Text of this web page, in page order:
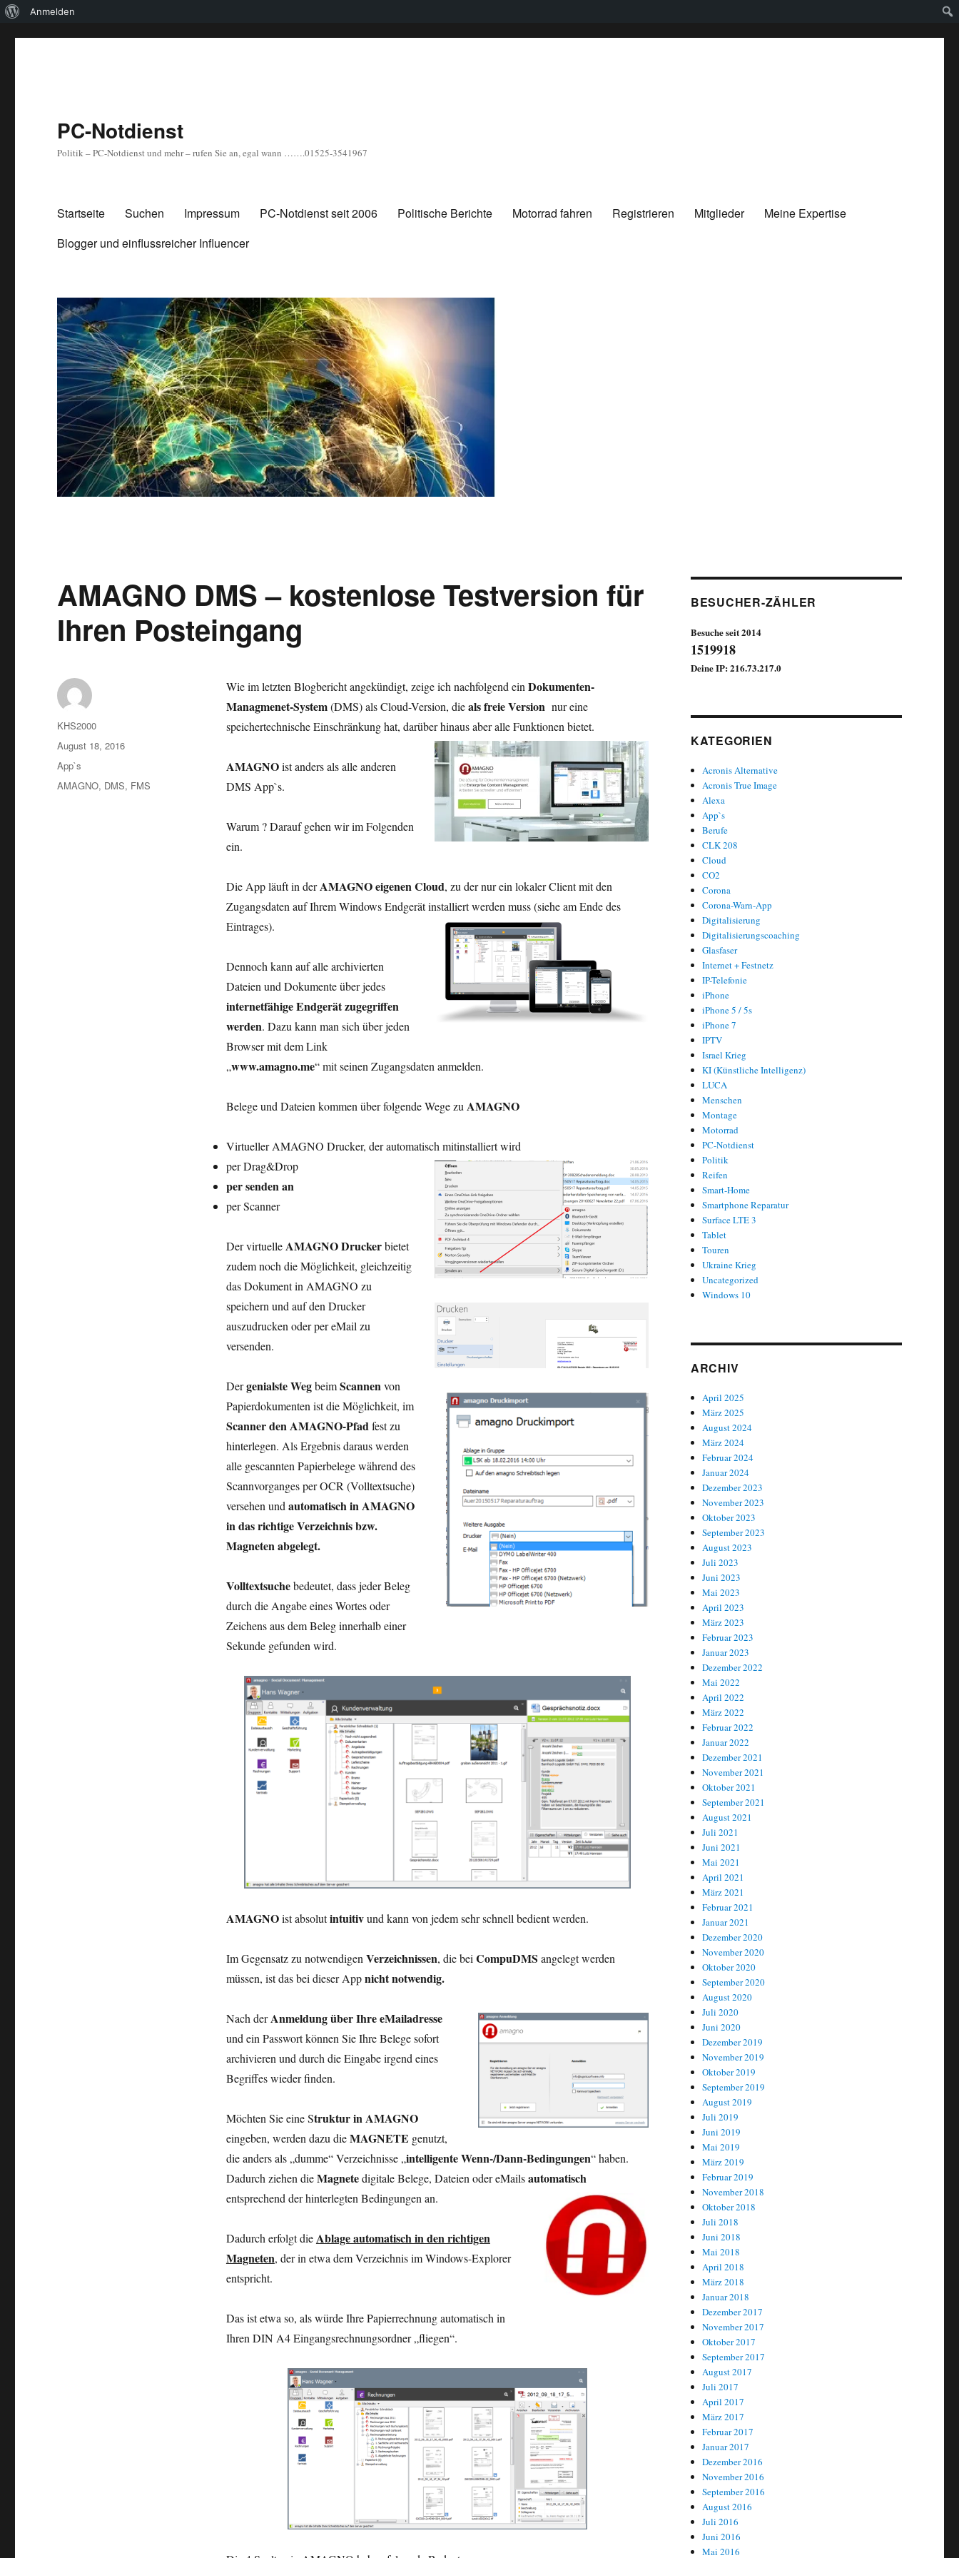
Über
Anmelden
PC-Notdienst
Politik – PC-Notdienst und mehr – rufen Sie an, egal wann …….01525-3541967
Startseite Suchen Impressum PC-Notdienst seit 2006 Politische Berichte Motorrad fahren Registrieren Mitglieder
Meine Expertise
Blogger und einflussreicher Influencer
AMAGNO DMS – kostenlose Testversion für
Ihren Posteingang
Wie im letzten Blogbericht angekündigt, zeige ich nachfolgend ein Dokumenten-
Managmenet-System(DMS) als Cloud-Version, dieals freie Version nur eine
speichertechnische Einschränkung hat, darüber hinaus aber alle Funktionen bietet.
AMAGNOist anders als alle anderen
DMS App`s.
Warum ? Darauf gehen wir im Folgenden
ein.
Die App läuft in derAMAGNO eigenen Cloud, zu der nur ein lokaler Client mit den
Zugangsdaten auf Ihrem Windows Endgerät installiert werden muss (siehe am Ende des
Eintrages).
Dennoch kann auf alle archivierten
Dateien und Dokumente über jedes
internetfähige Endgerätzugegriffen
werden. Dazu kann man sich über jeden
Browser mit dem Link
„www.amagno.me“ mit seinen Zugangsdaten anmelden.
Belege und Dateien kommen über folgende Wege zu AMAGNO
Virtueller AMAGNO Drucker, der automatisch mitinstalliert wird
per Drag&Drop
per senden an
per Scanner
Der virtuelleAMAGNO Druckerbietet
zudem noch dieMöglichkeit, gleichzeitig
das Dokument in AMAGNO zu
speichern und auf den Drucker
auszudrucken oder per eMail zu
versenden.
Dergenialste WegbeimScannenvon
Papierdokumenten ist die Möglichkeit, im
Scanner den AMAGNO-Pfadfest zu
hinterlegen. Als Ergebnis daraus werden
alle gescannten Papierbelege während des
Scannvorganges per OCR (Volltextsuche)
versehen und automatisch in AMAGNO
in das richtige Verzeichnis bzw.
Magneten abgelegt.
Volltextsuchebedeutet, dass jeder Beleg
durch die Angabe eines Wortes oder
Zeichens aus dem Beleg innerhalb einer
Sekunde gefunden wird.
AMAGNOist absolutintuitivund kann von jedem sehr schnell bedient werden.
Im Gegensatz zu notwendigen Verzeichnissen, die bei CompuDMS angelegt werden
müssen, ist das bei dieser Appnicht notwendig.
Nach derAnmeldung über Ihre eMailadresse
und ein Passwort können Sie Ihre Belege sofort
archivieren und durch die Eingabe irgend eines
Begriffes wieder finden.
Möchten Sie eine Struktur in AMAGNO
eingeben, werden dazu dieMAGNETE genutzt,
die anders als „dumme“ Verzeichnisse „intelligente Wenn-/Dann-Bedingungen“ haben.
Dadurch ziehen dieMagnetedigitale Belege, Dateien oder eMailsautomatisch
entsprechend derhinterlegten Bedingungen an.
Dadurch erfolgt dieAblage automatisch in den richtigen
Magneten, der in etwa dem Verzeichnis im Windows-Explorer
entspricht.
Das ist etwa so, als würde Ihre Papierrechnung automatisch in
Ihren DIN A4 Eingangsrechnungsordner „fliegen“.
Autor
KHS2000
Veröffentlicht
am
August 18, 2016
Kategorien
App`s
Schlagwörter
AMAGNO, DMS, FMS
BESUCHER-ZÄHLER
Besuche seit 2014
1519918
Deine IP: 216.73.217.0
KATEGORIEN
Acronis Alternative
Acronis True Image
Alexa
App`s
Berufe
CLK 208
Cloud
CO2
Corona
Corona-Warn-App
Digitalisierung
Digitalisierungscoaching
Glasfaser
Internet + Festnetz
IP-Telefonie
iPhone
iPhone 5 / 5s
iPhone 7
IPTV
Israel Krieg
KI (Künstliche Intelligenz)
LUCA
Menschen
Montage
Motorrad
PC-Notdienst
Politik
Reifen
Smart-Home
Smartphone Reparatur
Surface LTE 3
Tablet
Touren
Ukraine Krieg
Uncategorized
Windows 10
ARCHIV
April 2025
März 2025
August 2024
März 2024
Februar 2024
Januar 2024
Dezember 2023
November 2023
Oktober 2023
September 2023
August 2023
Juli 2023
Juni 2023
Mai 2023
April 2023
März 2023
Februar 2023
Januar 2023
Dezember 2022
Mai 2022
April 2022
März 2022
Februar 2022
Januar 2022
Dezember 2021
November 2021
Oktober 2021
September 2021
August 2021
Juli 2021
Juni 2021
Mai 2021
April 2021
März 2021
Februar 2021
Januar 2021
Dezember 2020
November 2020
Oktober 2020
September 2020
August 2020
Juli 2020
Juni 2020
Dezember 2019
November 2019
Oktober 2019
September 2019
August 2019
Juli 2019
Juni 2019
Mai 2019
März 2019
Februar 2019
November 2018
Oktober 2018
Juli 2018
Juni 2018
Mai 2018
April 2018
März 2018
Januar 2018
Dezember 2017
November 2017
Oktober 2017
September 2017
August 2017
Juli 2017
April 2017
März 2017
Februar 2017
Januar 2017
Dezember 2016
November 2016
September 2016
August 2016
Juli 2016
Juni 2016
Mai 2016